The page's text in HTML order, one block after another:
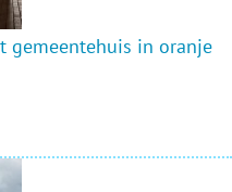
gemeentehuis in oranje